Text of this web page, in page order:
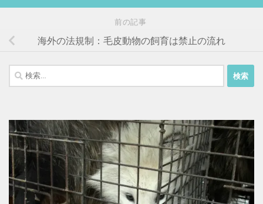
前の記事
海外の法規制：毛皮動物の飼育は禁止の流れ
検
索: